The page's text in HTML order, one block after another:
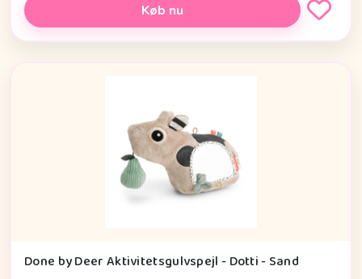
Køb nu
Done by Deer Aktivitetsgulvspejl - Dotti - Sand